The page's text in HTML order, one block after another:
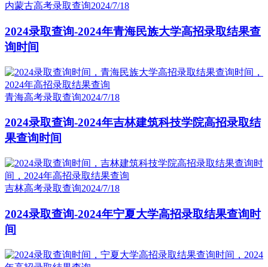
内蒙古高考录取查询2024/7/18
2024录取查询-2024年青海民族大学高招录取结果查
询时间
青海高考录取查询2024/7/18
2024录取查询-2024年吉林建筑科技学院高招录取结
果查询时间
吉林高考录取查询2024/7/18
2024录取查询-2024年宁夏大学高招录取结果查询时
间